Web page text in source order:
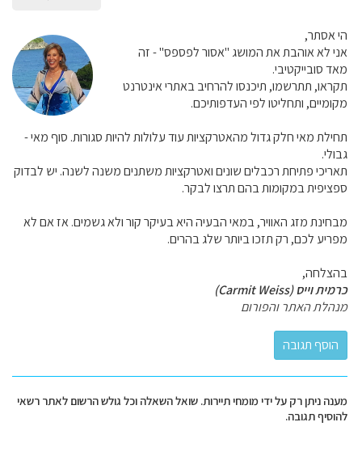
הי אסתר,
אני לא אוהבת את המושג "אסור לפספס" - זה
מאד סובייקטיבי.
תקראו, תתרשמו, תיכנסו להרחיב באתרי אינטרנט
מקומיים, ותחליטו לפי העדפותיכם.
תחילת מאי חלק גדול מהאטרקציות עוד עלולות להיות סגורות. סוף מאי -
גבולי.
תאריכי פתיחת רכבלים שונים ואטרקציות משתנים משנה לשנה. יש לבדוק
ספציפית במקומות בהם תרצו לבקר.
מבחינת מזג האוויר, במאי הבעיה היא בעיקר קור ולא גשמים. אז אם לא
מפריע לכם, רק תזכו ביותר שלג בהרים.
בהצלחה,
כרמית וייס (Carmit Weiss)
מנהלת האתר והפורום
מענה ניתן רק על ידי מומחי תיירות. שואל השאלה וכל גולש הרשום לאתר רשאי
להוסיף תגובה.